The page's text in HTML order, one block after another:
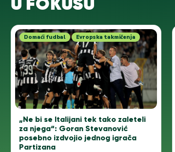
U FOKUSU
Domaći fudbal Evropska takmičenja
„Ne bi se Italijani tek tako zaleteli
za njega“: Goran Stevanović
posebno izdvojio jednog igrača
Partizana